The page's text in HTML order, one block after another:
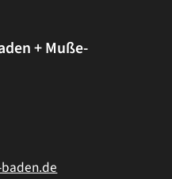
+ Muße-